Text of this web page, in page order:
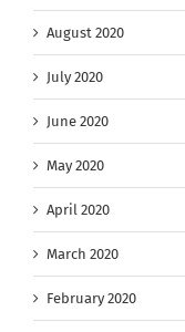
August 2020
July 2020
June 2020
May 2020
April 2020
March 2020
February 2020